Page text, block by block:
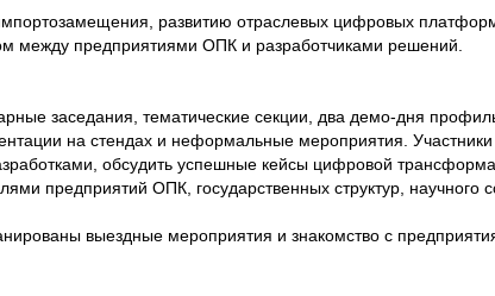
развитию отраслевых цифровых
между предприятиями ОПК и разработчиками решений.
заседания, тематические секции, два демо-дня
на стендах и неформальные мероприятия. Участники
обсудить успешные кейсы цифровой
предприятий ОПК, государственных структур, научного
выездные мероприятия и знакомство с